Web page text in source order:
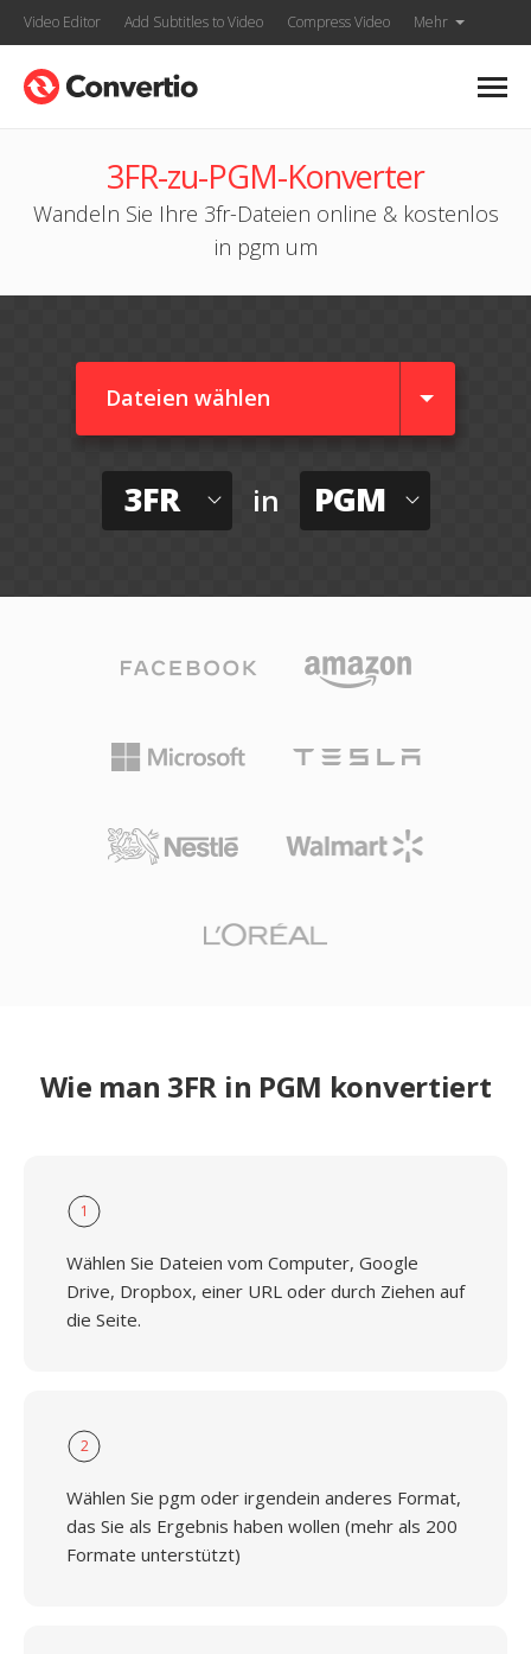
Video Editor Add Subtitles to Video Compress Video Mehr
3FR-zu-PGM-Konverter
Wandeln Sie Ihre 3fr-Dateien online & kostenlos
in pgm um
Dateien wählen
3FR in PGM
Wie man 3FR in PGM konvertiert
1
Wählen Sie Dateien vom Computer, Google
Drive, Dropbox, einer URL oder durch Ziehen auf
die Seite.
2
Wählen Sie pgm oder irgendein anderes Format,
das Sie als Ergebnis haben wollen (mehr als 200
Formate unterstützt)